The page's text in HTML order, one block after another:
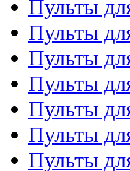
Пульты
Пульты
Пульты
Пульты
Пульты
Пульты
Пульты